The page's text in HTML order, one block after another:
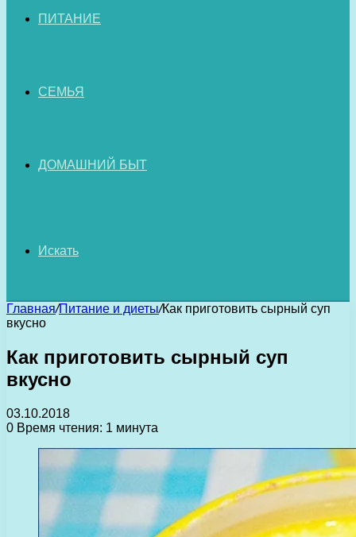
ПИТАНИЕ
СЕМЬЯ
ДОМАШНИЙ БЫТ
Искать
Главная/Питание и диеты/Как приготовить сырный суп
вкусно
Как приготовить сырный суп
вкусно
03.10.2018
0 Время чтения: 1 минута